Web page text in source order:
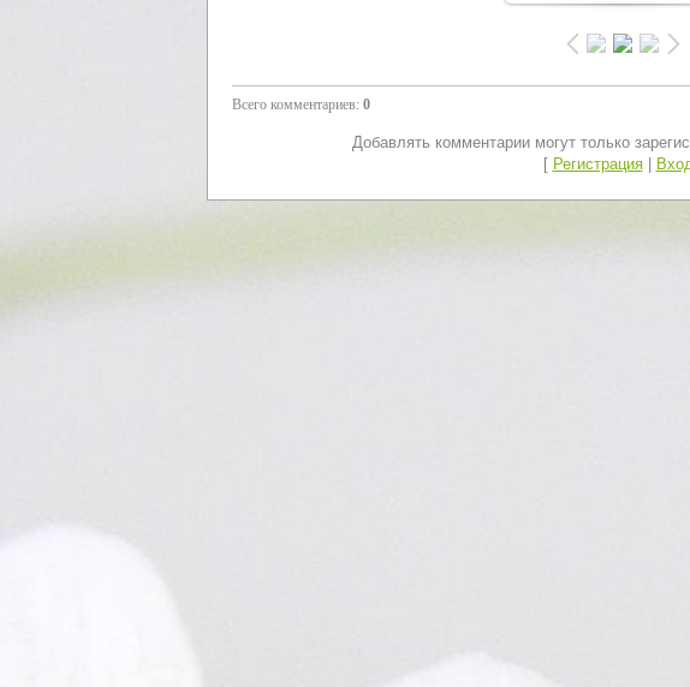
Всего комментариев: 0
Добавлять комментарии могут только
[ Регистрация|